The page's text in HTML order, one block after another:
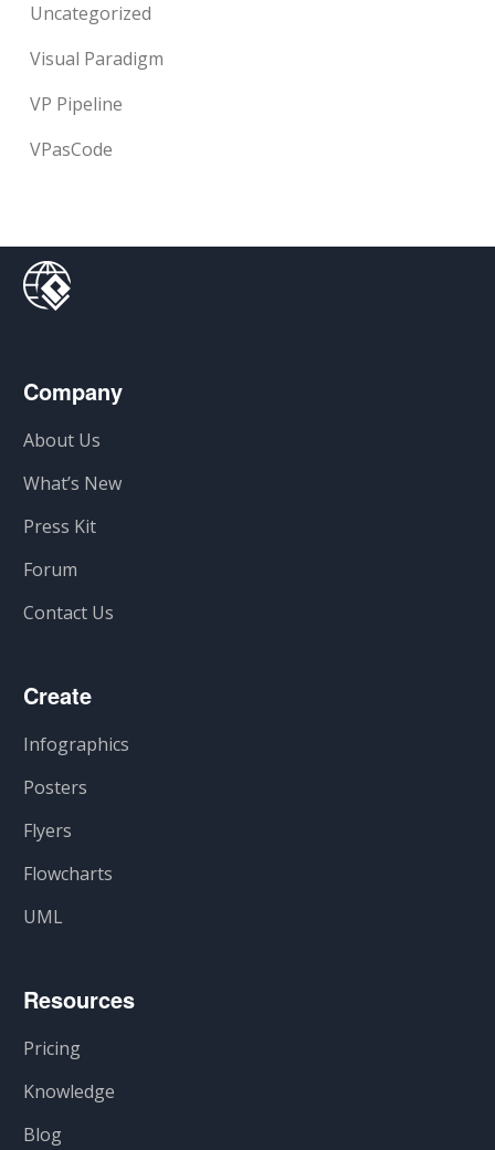
Uncategorized
Visual Paradigm
VP Pipeline
VPasCode
Company
About Us
What’s New
Press Kit
Forum
Contact Us
Create
Infographics
Posters
Flyers
Flowcharts
UML
Resources
Pricing
Knowledge
Blog